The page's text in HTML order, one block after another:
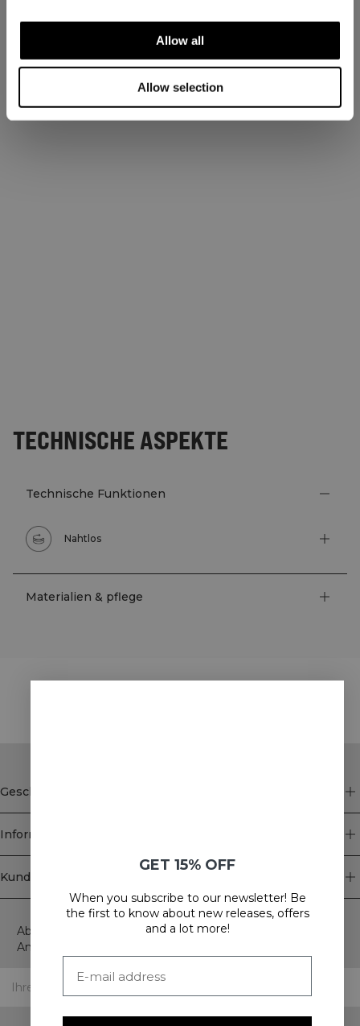
Allow all
Allow selection
TECHNISCHE ASPEKTE
Technische Funktionen
Nahtlos
Materialien & pflege
Geschäft
Information
Kundendienst
Newsletter
Abonnieren Sie unseren Newsletter! Erhalten Sie exklusive
Angebote, unsere neuesten Nachrichten und vieles mehr.
GET 15% OFF
When you subscribe to our newsletter! Be
the first to know about new releases, offers
and a lot more!